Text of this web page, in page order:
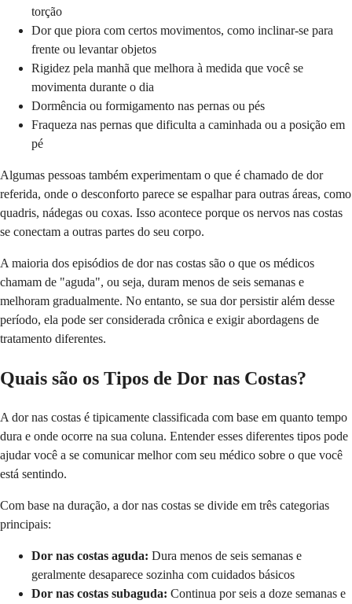
torção
Dor que piora com certos movimentos, como inclinar-se para
frente ou levantar objetos
Rigidez pela manhã que melhora à medida que você se
movimenta durante o dia
Dormência ou formigamento nas pernas ou pés
Fraqueza nas pernas que dificulta a caminhada ou a posição em
pé
Algumas pessoas também experimentam o que é chamado de dor
referida, onde o desconforto parece se espalhar para outras áreas, como
quadris, nádegas ou coxas. Isso acontece porque os nervos nas costas
se conectam a outras partes do seu corpo.
A maioria dos episódios de dor nas costas são o que os médicos
chamam de "aguda", ou seja, duram menos de seis semanas e
melhoram gradualmente. No entanto, se sua dor persistir além desse
período, ela pode ser considerada crônica e exigir abordagens de
tratamento diferentes.
Quais são os Tipos de Dor nas Costas?
A dor nas costas é tipicamente classificada com base em quanto tempo
dura e onde ocorre na sua coluna. Entender esses diferentes tipos pode
ajudar você a se comunicar melhor com seu médico sobre o que você
está sentindo.
Com base na duração, a dor nas costas se divide em três categorias
principais:
Dor nas costas aguda: Dura menos de seis semanas e
geralmente desaparece sozinha com cuidados básicos
Dor nas costas subaguda: Continua por seis a doze semanas e